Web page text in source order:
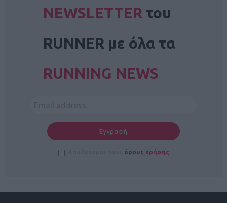
NEWSLETTER του
RUNNER με όλα τα
RUNNING NEWS
όρους χρήσης